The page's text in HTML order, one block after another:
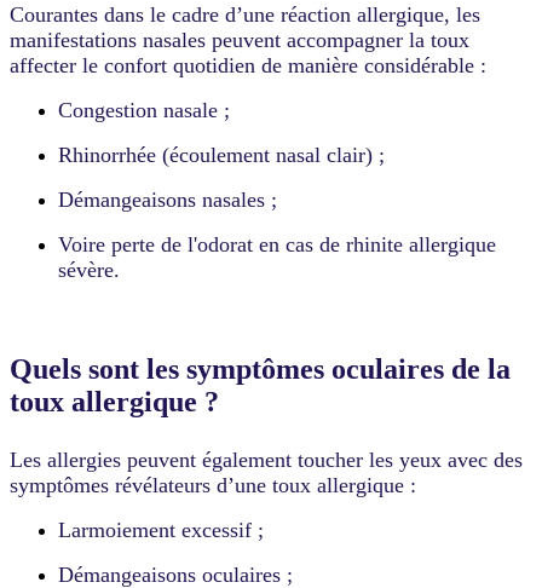
Courantes dans le cadre d’une réaction allergique, les
manifestations nasales peuvent accompagner la toux
affecter le confort quotidien de manière considérable :
Congestion nasale ;
Rhinorrhée (écoulement nasal clair) ;
Démangeaisons nasales ;
Voire perte de l'odorat en cas de rhinite allergique
sévère.
Quels sont les symptômes oculaires de la
toux allergique ?
Les allergies peuvent également toucher les yeux avec des
symptômes révélateurs d’une toux allergique :
Larmoiement excessif ;
Démangeaisons oculaires ;